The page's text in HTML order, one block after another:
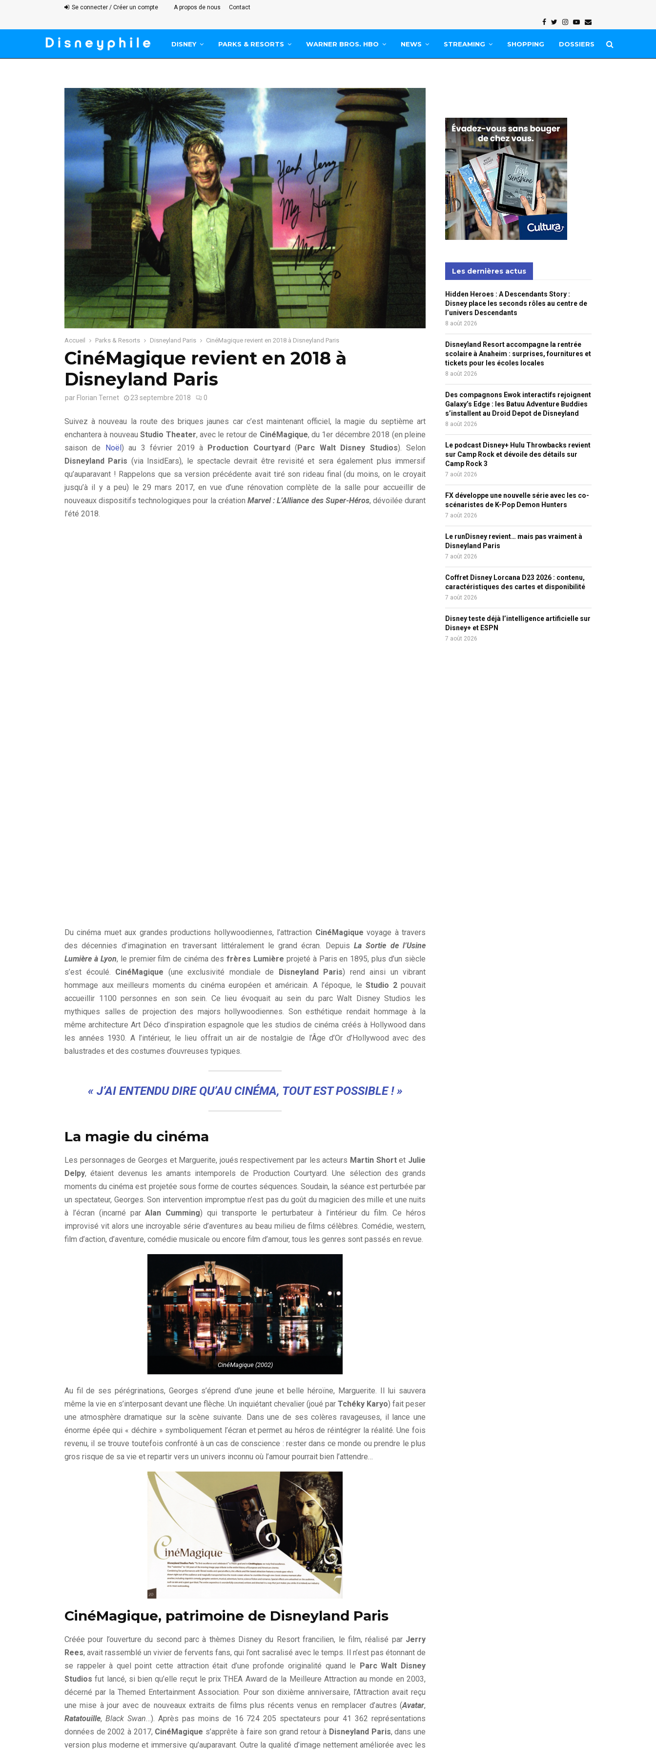
Se connecter / Créer un compte A propos de nous Contact
Facebook
Twitter
Instagram
Youtube
Email
DISNEY PARKS & RESORTS WARNER BROS. HBO NEWS STREAMING SHOPPING DOSSIERS
Accueil Parks & Resorts Disneyland Paris CinéMagique revient en 2018 à Disneyland Paris
CinéMagique revient en 2018 à
Disneyland Paris
par Florian Ternet 23 septembre 2018 0
Suivez à nouveau la route des briques jaunes car c’est maintenant officiel, la magie du septième art
enchantera à nouveauStudio Theater, avec le retour de CinéMagique, du 1er décembre 2018 (en pleine
saison de Noël) au 3 février 2019 à Production Courtyard(Parc Walt Disney Studios). Selon
Disneyland Paris (via InsidEars), le spectacle devrait être revisité et sera également plus immersif
qu’auparavant ! Rappelons que sa version précédente avait tiré son rideau final (du moins, on le croyait
jusqu’à il y a peu) le 29 mars 2017, en vue d’une rénovation complète de la salle pour accueillir de
nouveaux dispositifs technologiques pour la création Marvel : L’Alliance des Super-Héros, dévoilée durant
l’été 2018.
Du cinéma muet aux grandes productions hollywoodiennes, l’attraction CinéMagique voyage à travers
des décennies d’imagination en traversant littéralement le grand écran. DepuisLa Sortie de l’Usine
Lumière à Lyon, le premier film de cinéma desfrères Lumière projeté à Paris en 1895, plus d’un siècle
s’est écoulé. CinéMagique (une exclusivité mondiale de Disneyland Paris) rend ainsi un vibrant
hommage aux meilleurs moments du cinéma européen et américain. A l’époque, le Studio 2pouvait
accueillir 1100 personnes en son sein. Ce lieu évoquait au sein du parc Walt Disney Studios les
mythiques salles de projection des majors hollywoodiennes. Son esthétique rendait hommage à la
même architecture Art Déco d’inspiration espagnole que les studios de cinéma créés à Hollywood dans
les années 1930. A l’intérieur, le lieu offrait un air de nostalgie de l’Âge d’Or d’Hollywood avec des
balustrades et des costumes d’ouvreuses typiques.
« J’AI ENTENDU DIRE QU’AU CINÉMA, TOUT EST POSSIBLE ! »
La magie du cinéma
Les personnages de Georges et Marguerite, joués respectivement par les acteurs Martin Shortet Julie
Delpy, étaient devenus les amants intemporels de Production Courtyard. Une sélection des grands
moments du cinéma est projetée sous forme de courtes séquences. Soudain, la séance est perturbée par
un spectateur, Georges. Son intervention impromptue n’est pas du goût du magicien des mille et une nuits
à l’écran (incarné parAlan Cumming) qui transporte le perturbateur à l’intérieur du film. Ce héros
improvisé vit alors une incroyable série d’aventures au beau milieu de films célèbres. Comédie, western,
film d’action, d’aventure, comédie musicale ou encore film d’amour, tous les genres sont passés en revue.
CinéMagique (2002)
Au fil de ses pérégrinations, Georges s’éprend d’une jeune et belle héroïne, Marguerite. Il lui sauvera
même la vie en s’interposant devant une flèche. Un inquiétant chevalier (joué par Tchéky Karyo) fait peser
une atmosphère dramatique sur la scène suivante. Dans une de ses colères ravageuses, il lance une
énorme épée qui « déchire » symboliquement l’écran et permet au héros de réintégrer la réalité. Une fois
revenu, il se trouve toutefois confronté à un cas de conscience : rester dans ce monde ou prendre le plus
gros risque de sa vie et repartir vers un univers inconnu où l’amour pourrait bien l’attendre…
CinéMagique, patrimoine de Disneyland Paris
Créée pour l’ouverture du second parc à thèmes Disney du Resort francilien, le film, réalisé par Jerry
Rees, avait rassemblé un vivier de fervents fans, qui l’ont sacralisé avec le temps. Il n’est pas étonnant de
se rappeler à quel point cette attraction était d’une profonde originalité quand le Parc Walt Disney
Studios fut lancé, si bien qu’elle reçut le prix THEA Award de la Meilleure Attraction au monde en 2003,
décerné par la Themed Entertainment Association. Pour son dixième anniversaire, l’Attraction avait reçu
une mise à jour avec de nouveaux extraits de films plus récents venus en remplacer d’autres (Avatar,
Ratatouille, Black Swan …). Après pas moins de 16 724 205 spectateurs pour 41 362 représentations
données de 2002 à 2017, CinéMagique s’apprête à faire son grand retour à Disneyland Paris, dans une
version plus moderne et immersive qu’auparavant. Outre la qualité d’image nettement améliorée avec les
Les dernières actus
Hidden Heroes : A Descendants Story :
Disney place les seconds rôles au centre de
l’univers Descendants
8 août 2026
Disneyland Resort accompagne la rentrée
scolaire à Anaheim : surprises, fournitures et
tickets pour les écoles locales
8 août 2026
Des compagnons Ewok interactifs rejoignent
Galaxy’s Edge : les Batuu Adventure Buddies
s’installent au Droid Depot de Disneyland
8 août 2026
Le podcast Disney+ Hulu Throwbacks revient
sur Camp Rock et dévoile des détails sur
Camp Rock 3
7 août 2026
FX développe une nouvelle série avec les co-
scénaristes de K-Pop Demon Hunters
7 août 2026
Le runDisney revient… mais pas vraiment à
Disneyland Paris
7 août 2026
Coffret Disney Lorcana D23 2026 : contenu,
caractéristiques des cartes et disponibilité
7 août 2026
Disney teste déjà l’intelligence artificielle sur
Disney+ et ESPN
7 août 2026